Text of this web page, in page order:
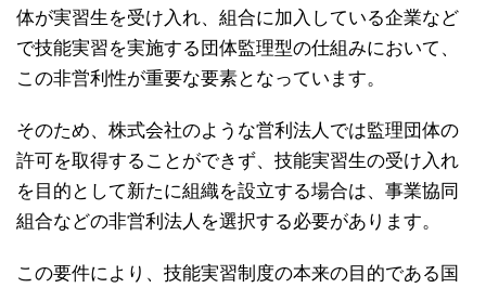
体が実習生を受け入れ、組合に加入している企業など
で技能実習を実施する団体監理型の仕組みにおいて、
この非営利性が重要な要素となっています。
そのため、株式会社のような営利法人では監理団体の
許可を取得することができず、技能実習生の受け入れ
を目的として新たに組織を設立する場合は、事業協同
組合などの非営利法人を選択する必要があります。
この要件により、技能実習制度の本来の目的である国